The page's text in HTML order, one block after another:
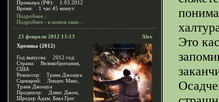
Премьера (РФ): 1.03.2012
Время: 1 час 45 минут
Подробнее...
Подробнее - в новом окне...
23 февраля 2012 13:13
Alex
Хроника (2012)
Год выпуска: 2012 год
Страна: Великобритания,
США
Режиссер: Транк Джошуа
Сценарий: Лэндис Макс,
Транк Джошуа
Продюсер: Дэвис Джон,
Шредер Адам, Бакл Грег
Это